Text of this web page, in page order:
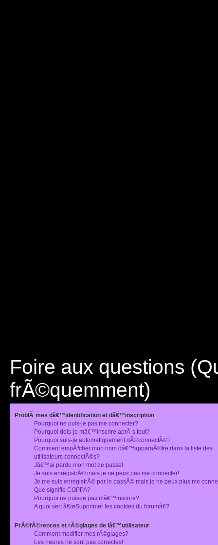
Foire aux questions
frÃ©quemment)
ProblÃ¨mes dâ€™identification et dâ€™inscription
Pourquoi ne puis-je pas me connecter?
Pourquoi dois-je mâ€™inscrire aprÃ¨s tout?
Pourquoi suis-je automatiquement dÃ©connectÃ©?
Comment empÃªcher mon nom dâ€™apparaÃ®tre dans la liste des
utilisateurs connectÃ©s?
Jâ€™ai perdu mon mot de passe!
Je suis enregistrÃ© mais je ne peux pas me connecter!
Je me suis enregistrÃ© par le passÃ© mais je ne peux plus me
Que signifie COPPA?
Pourquoi ne puis-je pas mâ€™inscrire?
A quoi sert â€œSupprimer les cookies du forumâ€?
PrÃ©fÃ©rences et rÃ©glages de lâ€™utilisateur
Comment modifier mes rÃ©glages?
Les heures ne sont pas correctes!